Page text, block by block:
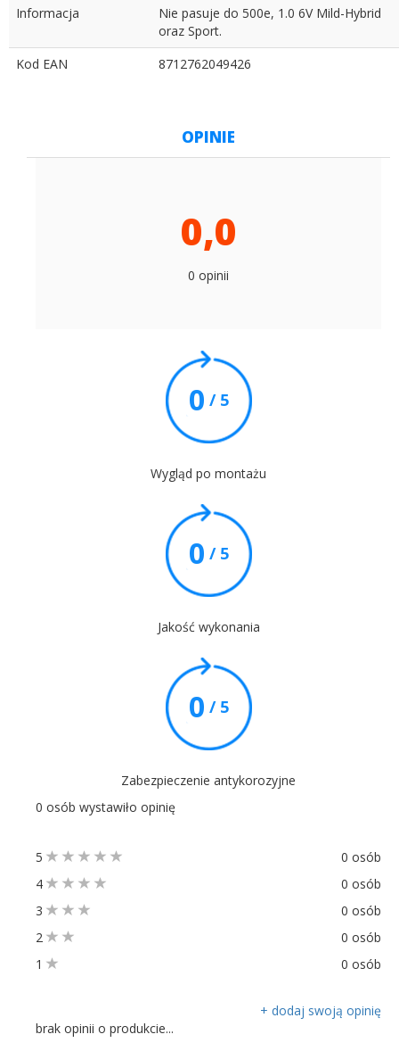
Informacja
Nie pasuje do 500e, 1.0 6V Mild-Hybrid
oraz Sport.
Kod EAN
8712762049426
OPINIE
0,0
0 opinii
0 / 5
Wygląd po montażu
0 / 5
Jakość wykonania
0 / 5
Zabezpieczenie antykorozyjne
0 osób wystawiło opinię
5
0 osób
4
0 osób
3
0 osób
2
0 osób
1
0 osób
+ dodaj swoją opinię
brak opinii o produkcie...